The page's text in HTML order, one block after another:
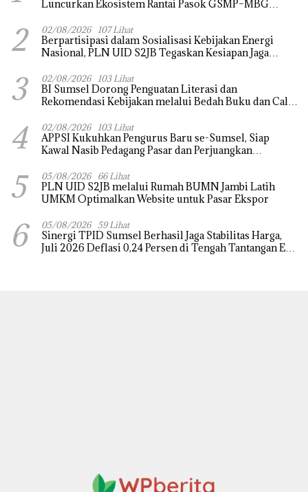
Luncurkan Ekosistem Rantai Pasok GSMP–MBG
Inflasi
2 02/08/2026 107 Lihat
Berpartisipasi dalam Sosialisasi Kebijakan Energi
Nasional, PLN UID S2JB Tegaskan Kesiapan Jaga
3 02/08/2026 103 Lihat
BI Sumsel Dorong Penguatan Literasi dan
Rekomendasi Kebijakan melalui Bedah Buku dan Call
2026
4 02/08/2026 103 Lihat
APPSI Kukuhkan Pengurus Baru se-Sumsel, Siap
Kawal Nasib Pedagang Pasar dan Perjuangkan
5 05/08/2026 66 Lihat
PLN UID S2JB melalui Rumah BUMN Jambi Latih
UMKM Optimalkan Website untuk Pasar Ekspor
6 05/08/2026 59 Lihat
Sinergi TPID Sumsel Berhasil Jaga Stabilitas Harga,
Juli 2026 Deflasi 0,24 Persen di Tengah Tantangan El